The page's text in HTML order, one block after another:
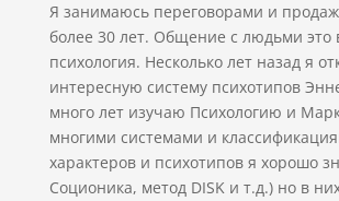
Я занимаюсь переговорами и
более 30 лет. Общение с людьми это
психология. Несколько лет назад я
интересную систему психотипов
много лет изучаю Психологию и
многими системами и
характеров и психотипов я хорошо
Соционика, метод DISK и т.д.) но в